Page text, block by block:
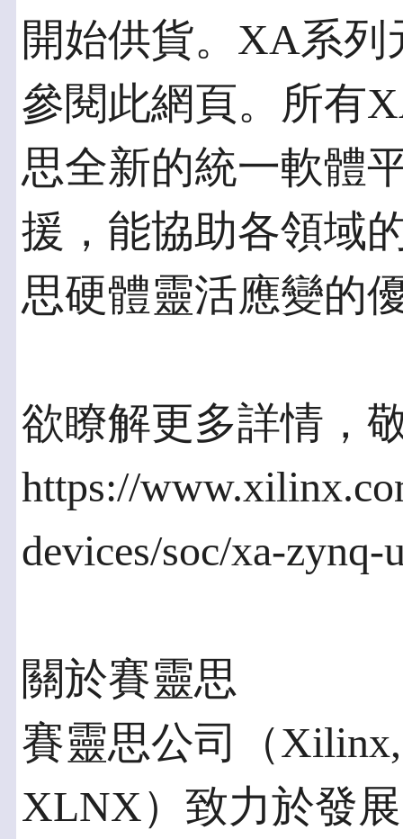
開始供貨。XA系
參閱此網頁。所有
思全新的統一軟體
援，能協助各領域
思硬體靈活應變的
欲瞭解更多詳情，
https://
devices/soc/xa-
關於賽靈思
賽靈思公司（
XLNX）致力於發